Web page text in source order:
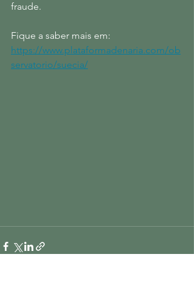
fraude.
Fique a saber mais em:
https://www.plataformadenaria.com/ob
servatorio/suecia/